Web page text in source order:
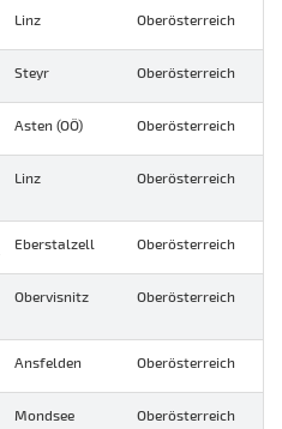
Linz Oberösterreich
Steyr Oberösterreich
Asten (OÖ) Oberösterreich
Linz Oberösterreich
Eberstalzell Oberösterreich
Obervisnitz Oberösterreich
Ansfelden Oberösterreich
Mondsee Oberösterreich